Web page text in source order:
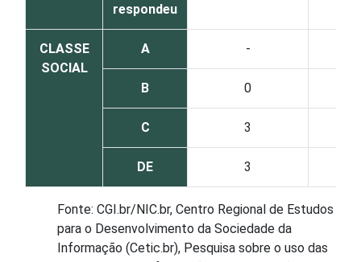
respondeu
CLASSE
SOCIAL
A -
B 0
C 3
DE 3
Fonte: CGI.br/NIC.br, Centro Regional de Estudos
para o Desenvolvimento da Sociedade da
Informação (Cetic.br), Pesquisa sobre o uso das